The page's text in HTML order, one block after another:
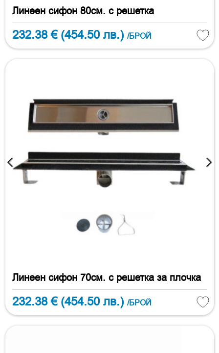
Линеен сифон 80см. с решетка
232.38 € (454.50 лв.) /БРОЙ
Линеен сифон 70см. с решетка за плочка
232.38 € (454.50 лв.) /БРОЙ